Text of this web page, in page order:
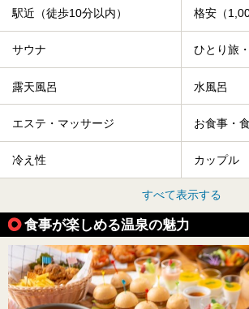
駅近（徒歩10分以内） 格安（
サウナ ひとり旅
露天風呂 水風呂
エステ・マッサージ お食事・
冷え性 カップル
すべて表示する
食事が楽しめる温泉の魅力